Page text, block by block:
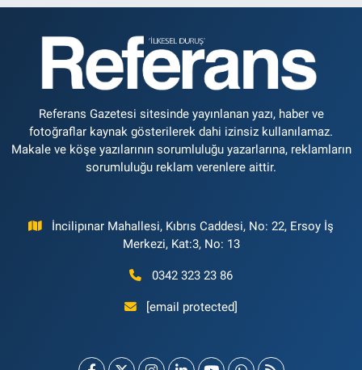
Referans Gazetesi sitesinde yayınlanan yazı, haber ve
fotoğraflar kaynak gösterilerek dahi izinsiz kullanılamaz.
Makale ve köşe yazılarının sorumluluğu yazarlarına, reklamların
sorumluluğu reklam verenlere aittir.
İncilipınar Mahallesi, Kıbrıs Caddesi, No: 22, Ersoy İş
Merkezi, Kat:3, No: 13
0342 323 23 86
[email protected]